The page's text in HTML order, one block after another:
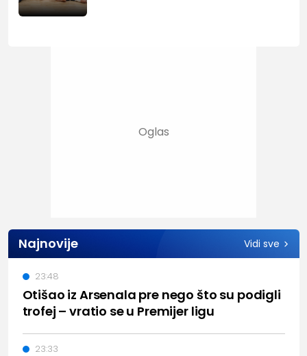
Najnovije Vidi sve
Otišao iz Arsenala pre nego što su podigli
trofej – vratio se u Premijer ligu
23:48
23:33